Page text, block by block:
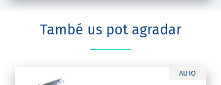
També us pot agradar
AUTO